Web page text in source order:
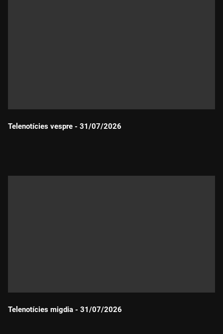
Telenotícies vespre - 31/07/2026
Telenotícies migdia - 31/07/2026